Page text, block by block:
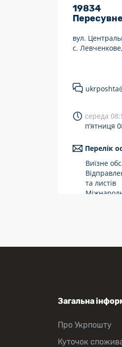
19834
вул.
с.
середа
п’ятниця
Перелік
Виїзне
та листів
Загальна
Про Укрпошту
Куточок